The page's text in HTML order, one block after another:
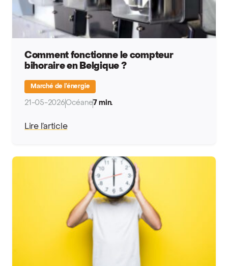
Comment fonctionne le compteur
bihoraire en Belgique ?
Marché de l’énergie
21-05-2026Océane7 min.
Lire l’article